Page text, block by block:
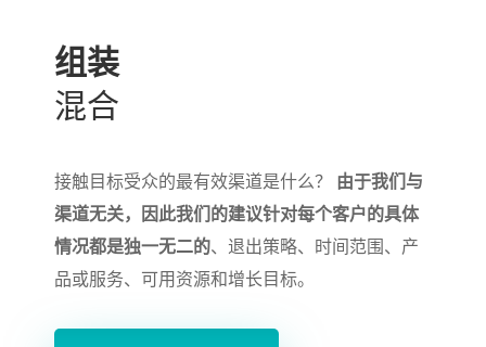
组装
混合
接触目标受众的最有效渠道是什么？ 由于我们与
渠道无关，因此我们的建议针对每个客户的具体
情况都是独一无二的、退出策略、时间范围、产
品或服务、可用资源和增长目标。